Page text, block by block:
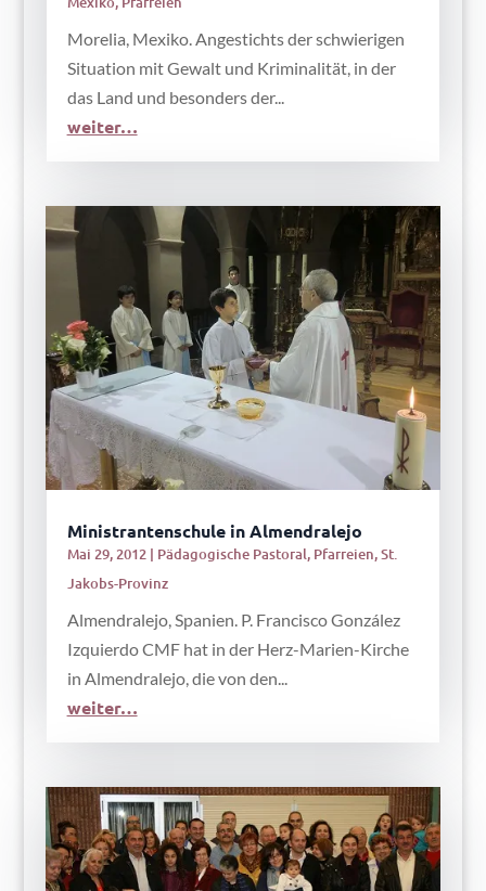
Morelia, Mexiko. Angestichts der schwierigen
Situation mit Gewalt und Kriminalität, in der
das Land und besonders der...
weiter…
Ministrantenschule in Almendralejo
Mai 29, 2012| Pädagogische Pastoral, Pfarreien,St.
Jakobs-Provinz
Almendralejo, Spanien. P. Francisco González
Izquierdo CMF hat in der Herz-Marien-Kirche
in Almendralejo, die von den...
weiter…